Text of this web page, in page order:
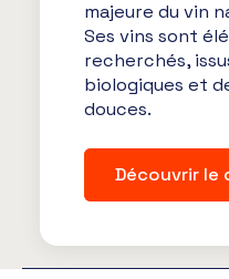
majeure du vin
Ses vins sont
recherchés,
biologiques et
douces.
Découvrir le